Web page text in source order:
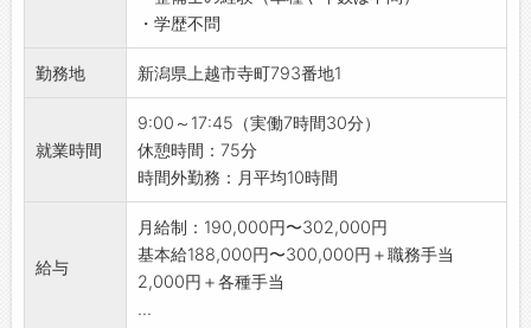
・個人目標管理制度を設けて、半年単位で目標
シートを管理しています。
・面談の時間を確保して、何でも相談しやすい
雰囲気を大切にしています◎
・月1回上司面談を行い、半年に1回経営者面談
を実施し、目標と行動を評価をするため、頑張
りはしっかり評価に反映されます♪
・社外にも相談窓口を設けています。
【職場の雰囲気・社風】
・分からないことは、先輩や上司にすぐに何で
も聞ける環境です♪
■健康経営を目指しています！
【おすすめポイント】
・新潟県下最大級の日産ディーラー！
・業務拡大のため増員募集です！
■テクニカルスタッフ
9:00：朝礼
・売上状況、来店予約状況、各種連絡事項を共
有
・元気に挨拶の練習
↓
・学歴不問
勤務地 新潟県上越市寺町793番地1
就業時間
9:00～17:45（実働7時間30分）
休憩時間：75分
時間外勤務：月平均10時間
給与
月給制：190,000円〜302,000円
基本給188,000円〜300,000円＋職務手当
2,000円＋各種手当
...